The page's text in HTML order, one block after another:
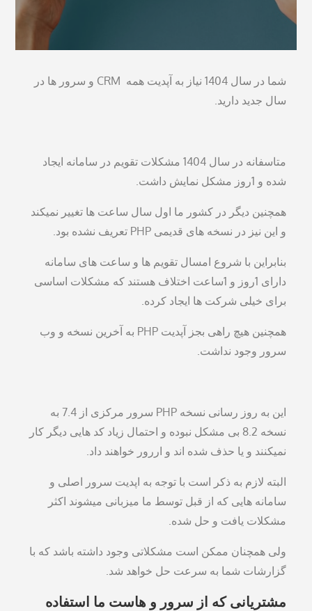
شما در سال 1404 نیاز به آپدیت همه CRM و سرور ها در
سال جدید دارید.
متاسفانه در سال 1404 مشکلات تقویم در سامانه ایجاد
شده و 1روز مشکل نمایش داشت.
همچنین دیگر در کشور ما اول سال ساعت ها تغییر نمیکند
و این نیز در نسخه های قدیمی PHP تعریف نشده بود.
بنابراین با شروع امسال تقویم ها و ساعت های سامانه
دارای 1روز و 1ساعت اختلاف هستند که مشکلات اساسی
برای خیلی شرکت ها ایجاد کرده.
همچنین هیچ راهی بجز آپدیت PHP به آخرین نسخه و وب
سرور وجود نداشت.
این به روز رسانی نسخه PHP سرور مرکزی از 7.4 به
نسخه 8.2 بی مشکل نبوده و احتمال زیاد کد هایی دیگر کار
نمیکنند و یا حذف شده اند و اررور خواهند داد.
البته لازم به ذکر است با توجه به اپدیت سرور اصلی و
سامانه هایی که از قبل توسط ما میزبانی میشوند اکثر
مشکلات یافت و حل شده.
ولی همچنان ممکن است مشکلاتی وجود داشته باشد که با
گزارشات شما به سرعت حل خواهد شد.
مشتریانی که از سرور و هاست ما استفاده